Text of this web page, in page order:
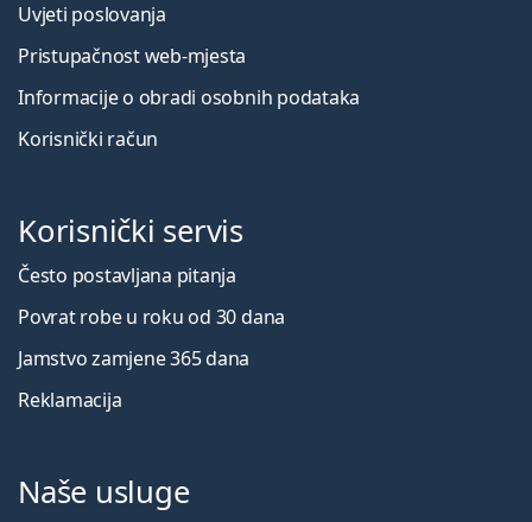
Uvjeti poslovanja
Pristupačnost web-mjesta
Informacije o obradi osobnih podataka
Korisnički račun
Korisnički servis
Često postavljana pitanja
Povrat robe u roku od 30 dana
Jamstvo zamjene 365 dana
Reklamacija
Naše usluge